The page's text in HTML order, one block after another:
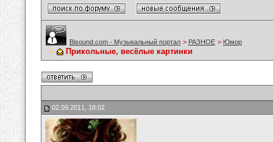
Bisound.com - Музыкальный портал > РАЗНОЕ > Юмор
Прикольные, весёлые картинки
02.09.2011, 18:02